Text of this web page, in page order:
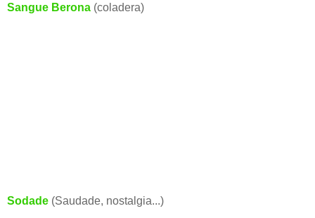
Sangue Berona (coladera)
Sodade (Saudade, nostalgia...)